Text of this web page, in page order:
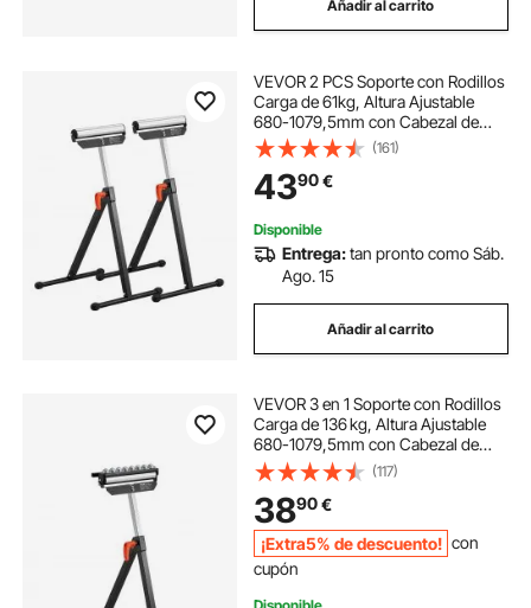
Añadir al carrito
VEVOR 2 PCS Soporte con Rodillos
Carga de 61kg, Altura Ajustable
680-1079,5mm con Cabezal de
Rodillo de Acero Pulido de 292,1mm
para Soporte de Extensión para
Carpintería con Salida de Sierra de
Mesa
(161)
4390€
Disponible
Entrega:tan pronto como Sáb.
Ago. 15
Añadir al carrito
VEVOR 3 en 1 Soporte con Rodillos
Carga de 136 kg, Altura Ajustable
680-1079,5mm con Cabezal de
Rodillo Multidireccional Pulido para
Soporte de Extensión para
Carpintería con Salida de Sierra de
Mesa
(117)
3890€
¡Extra5% de descuento! con
cupón